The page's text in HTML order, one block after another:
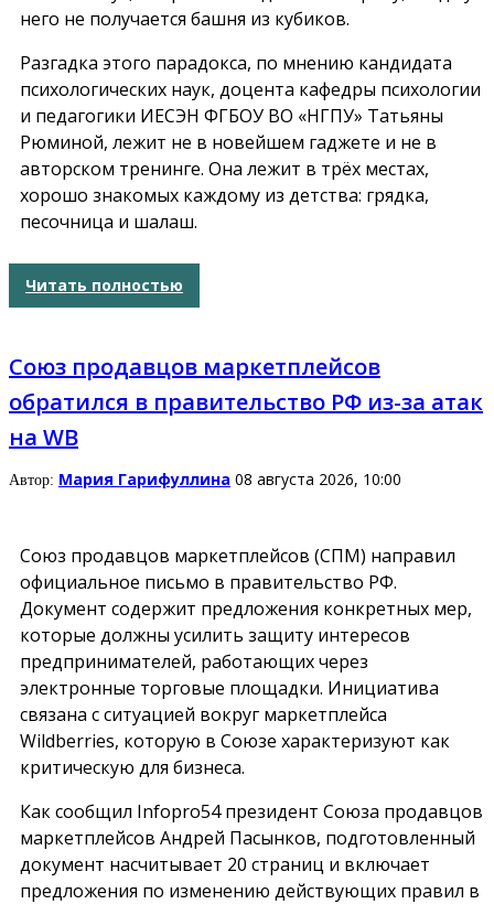
него не получается башня из кубиков.
Разгадка этого парадокса, по мнению кандидата
психологических наук, доцента кафедры психологии
и педагогики ИЕСЭН ФГБОУ ВО «НГПУ» Татьяны
Рюминой, лежит не в новейшем гаджете и не в
авторском тренинге. Она лежит в трёх местах,
хорошо знакомых каждому из детства: грядка,
песочница и шалаш.
Читать полностью
Союз продавцов маркетплейсов
обратился в правительство РФ из-за атак
на WB
Автор: Мария Гарифуллина 08 августа 2026, 10:00
Союз продавцов маркетплейсов (СПМ) направил
официальное письмо в правительство РФ.
Документ содержит предложения конкретных мер,
которые должны усилить защиту интересов
предпринимателей, работающих через
электронные торговые площадки. Инициатива
связана с ситуацией вокруг маркетплейса
Wildberries, которую в Союзе характеризуют как
критическую для бизнеса.
Как сообщил Infopro54президент Союза продавцов
маркетплейсов Андрей Пасынков, подготовленный
документ насчитывает 20 страниц и включает
предложения по изменению действующих правил в